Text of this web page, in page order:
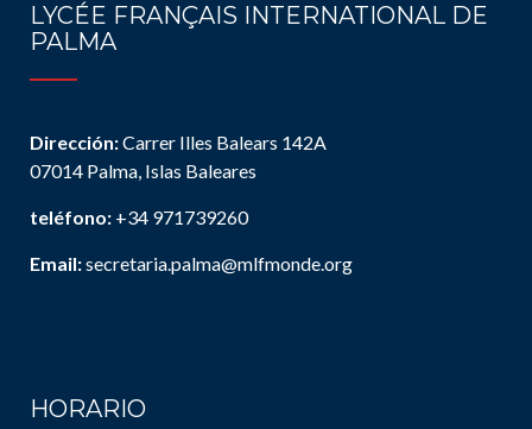
LYCÉE FRANÇAIS INTERNATIONAL DE
PALMA
Dirección:Carrer Illes Balears 142A
07014 Palma, Islas Baleares
teléfono: +34 971739260
Email:secretaria.palma@mlfmonde.org
HORARIO